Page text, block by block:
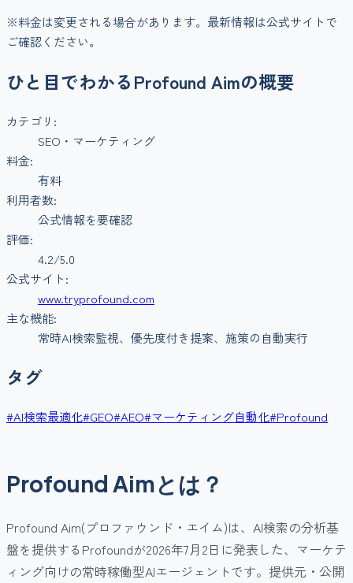
※料金は変更される場合があります。最新情報は公式サイトで
ご確認ください。
ひと目でわかるProfound Aimの概要
カテゴリ:
SEO・マーケティング
料金:
有料
利用者数:
公式情報を要確認
評価:
4.2/5.0
公式サイト:
www.tryprofound.com
主な機能:
常時AI検索監視、優先度付き提案、施策の自動実行
タグ
#AI検索最適化#GEO#AEO#マーケティング自動化#Profound
Profound Aimとは？
Profound Aim(プロファウンド・エイム)は、AI検索の分析基
盤を提供するProfoundが2026年7月2日に発表した、マーケテ
ィング向けの常時稼働型AIエージェントです。提供元・公開